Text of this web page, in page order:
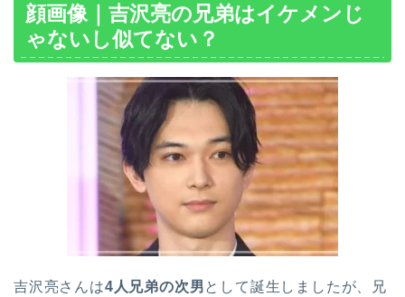
顔画像｜吉沢亮の兄弟はイケメンじ
ゃないし似てない？
吉沢亮さんは4人兄弟の次男として誕生しましたが、兄